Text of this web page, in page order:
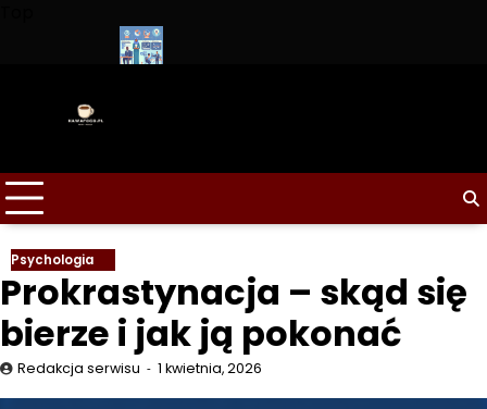
Psychologia
Prokrastynacja – skąd się
bierze i jak ją pokonać
Redakcja serwisu 1 kwietnia, 2026